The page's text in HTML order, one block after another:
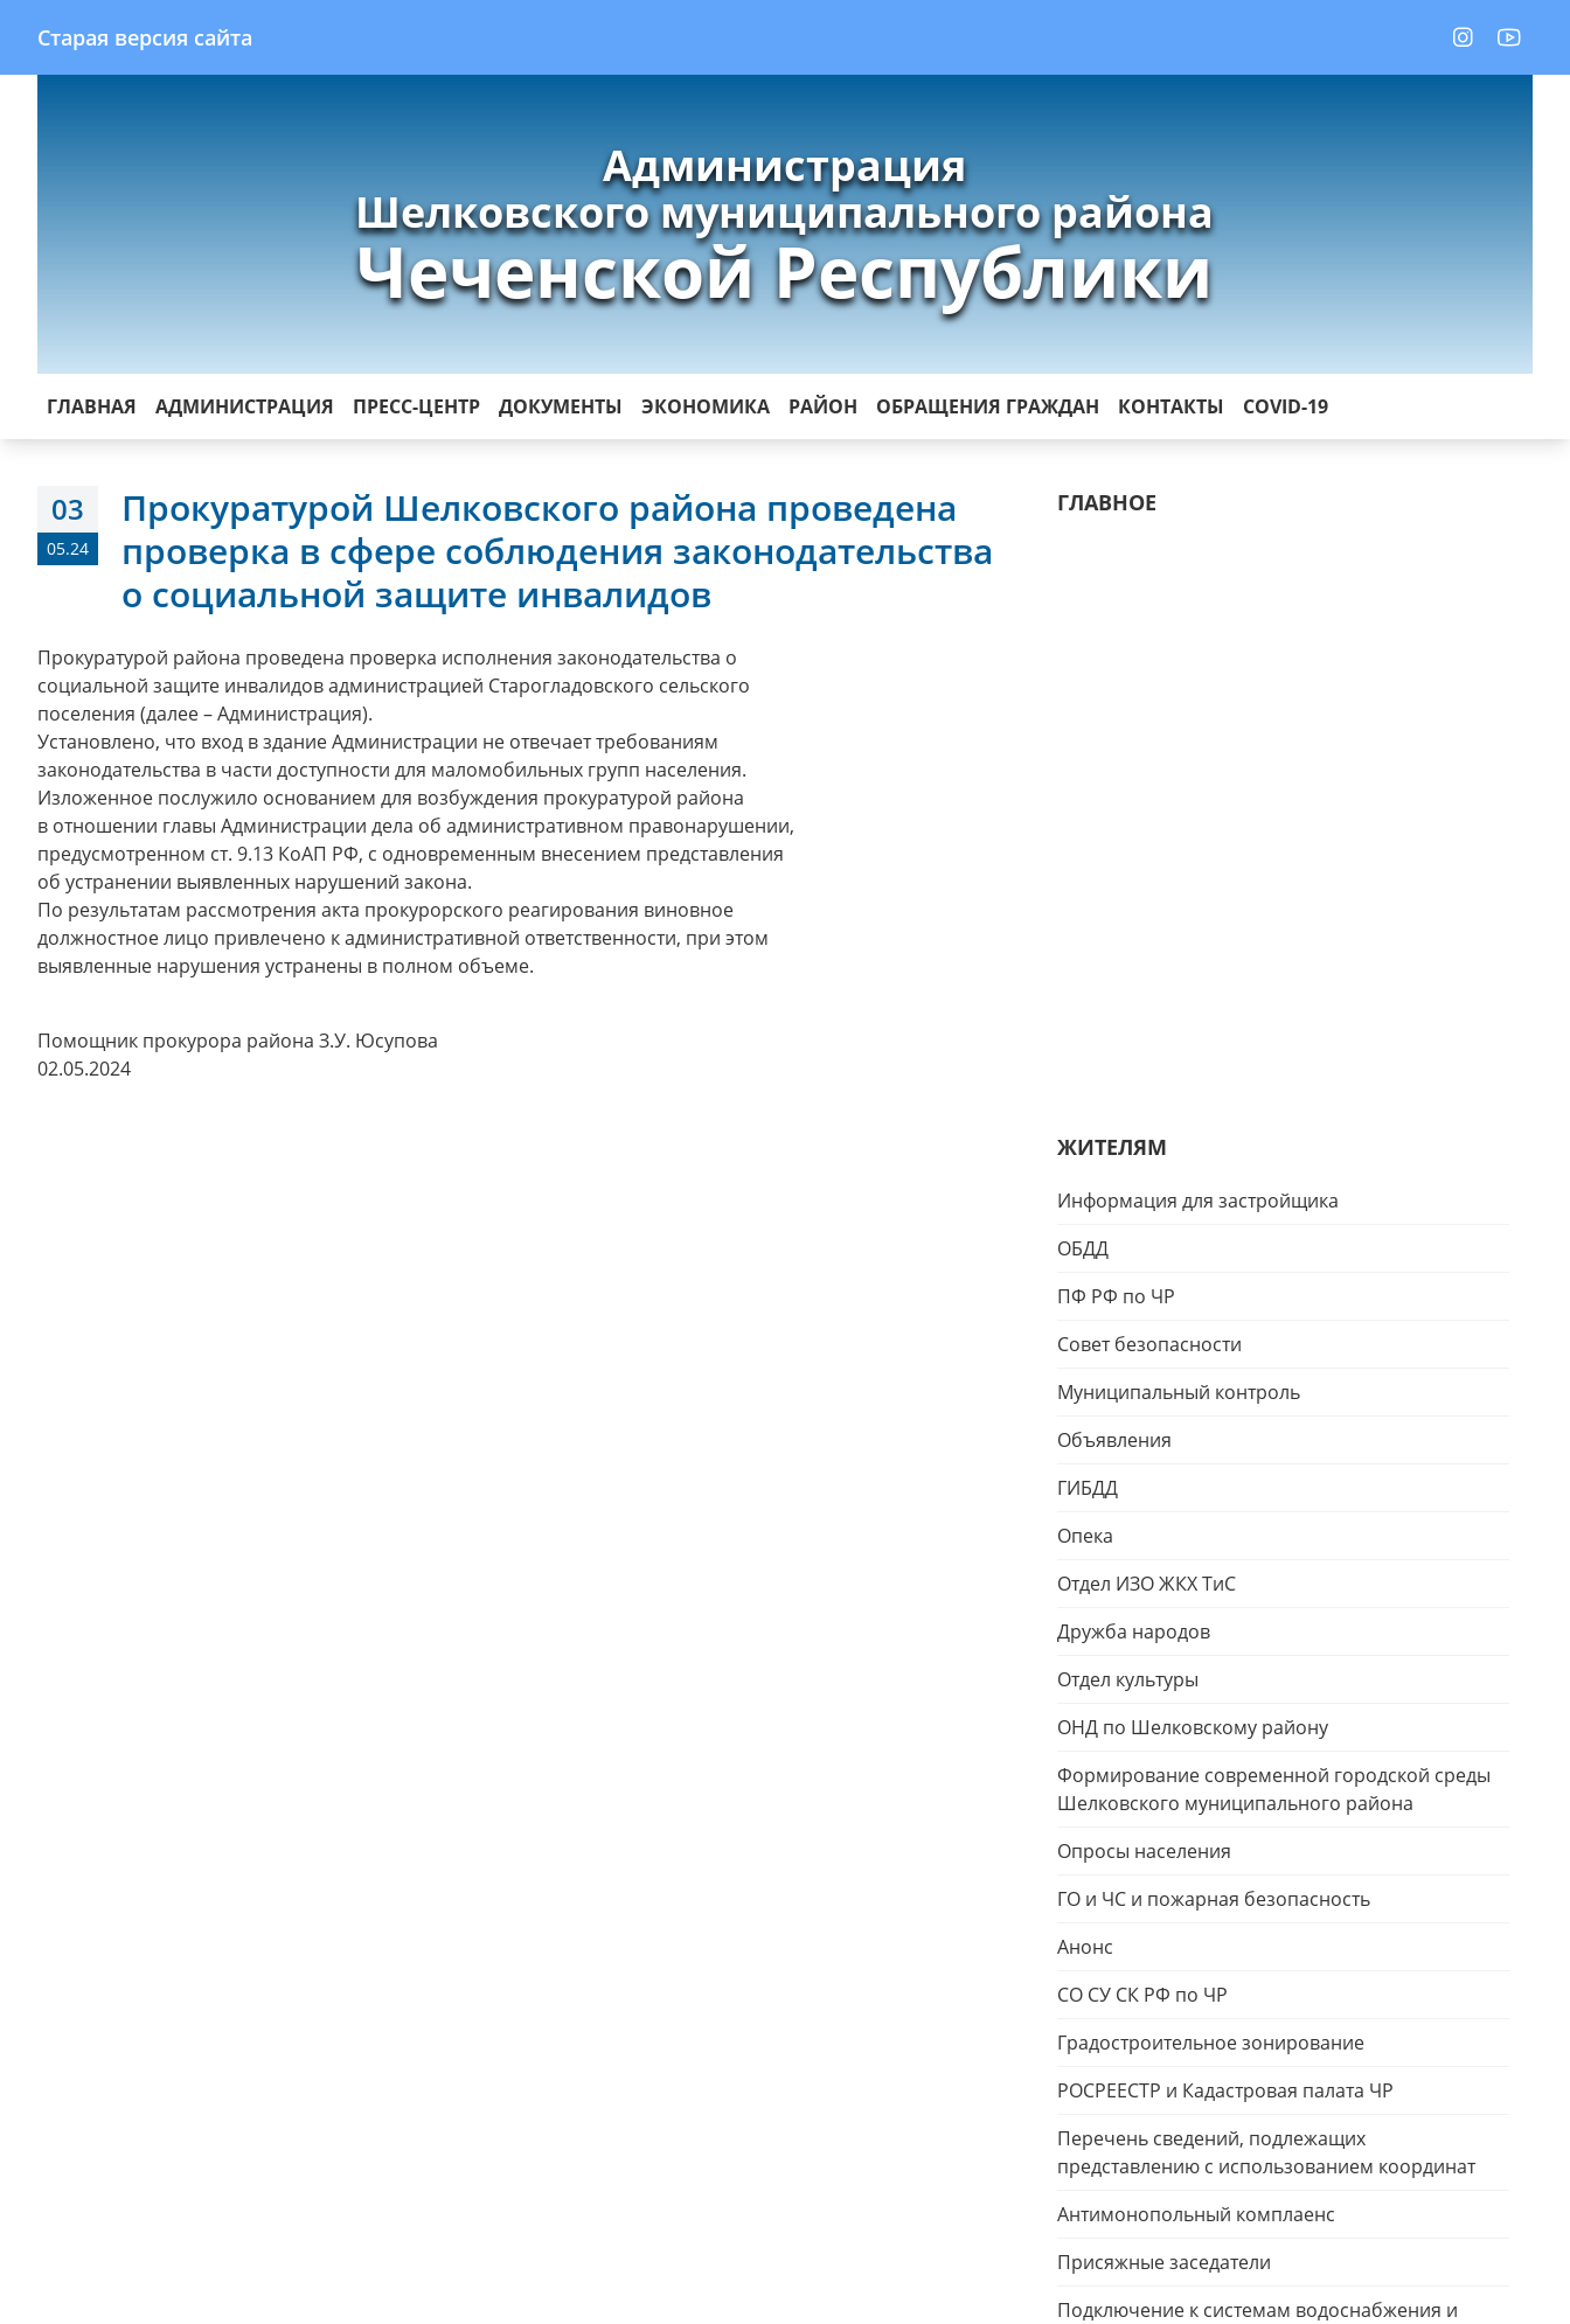
Старая версия сайта
Администрация
Шелковского муниципального района
Чеченской Республики
ГЛАВНАЯ АДМИНИСТРАЦИЯ ПРЕСС-ЦЕНТР ДОКУМЕНТЫ ЭКОНОМИКА РАЙОН ОБРАЩЕНИЯ ГРАЖДАН КОНТАКТЫ COVID-19
03
05.24
Прокуратурой Шелковского района проведена
проверка в сфере соблюдения законодательства
о социальной защите инвалидов
Прокуратурой района проведена проверка исполнения законодательства о
социальной защите инвалидов администрацией Старогладовского сельского
поселения (далее – Администрация).
Установлено, что вход в здание Администрации не отвечает требованиям
законодательства в части доступности для маломобильных групп населения.
Изложенное послужило основанием для возбуждения прокуратурой района
в отношении главы Администрации дела об административном правонарушении,
предусмотренном ст. 9.13 КоАП РФ, с одновременным внесением представления
об устранении выявленных нарушений закона.
По результатам рассмотрения акта прокурорского реагирования виновное
должностное лицо привлечено к административной ответственности, при этом
выявленные нарушения устранены в полном объеме.
Помощник прокурора района З.У. Юсупова
02.05.2024
ГЛАВНОЕ
ЖИТЕЛЯМ
Информация для застройщика
ОБДД
ПФ РФ по ЧР
Совет безопасности
Муниципальный контроль
Объявления
ГИБДД
Опека
Отдел ИЗО ЖКХ ТиС
Дружба народов
Отдел культуры
ОНД по Шелковскому району
Формирование современной городской среды
Шелковского муниципального района
Опросы населения
ГО и ЧС и пожарная безопасность
Анонс
СО СУ СК РФ по ЧР
Градостроительное зонирование
РОСРЕЕСТР и Кадастровая палата ЧР
Перечень сведений, подлежащих
представлению с использованием координат
Антимонопольный комплаенс
Присяжные заседатели
Подключение к системам водоснабжения и